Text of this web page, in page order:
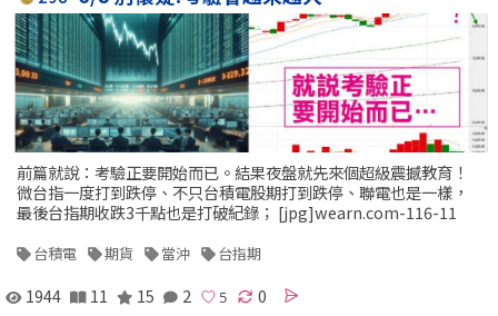
前篇就說：考驗正要開始而已。結果夜盤就先來個超級震撼教育！
微台指一度打到跌停、不只台積電股期打到跌停、聯電也是一樣，
最後台指期收跌3千點也是打破紀錄； [jpg]wearn.com-116-11
台積電 期貨 當沖 台指期
1944 11 15 2 0